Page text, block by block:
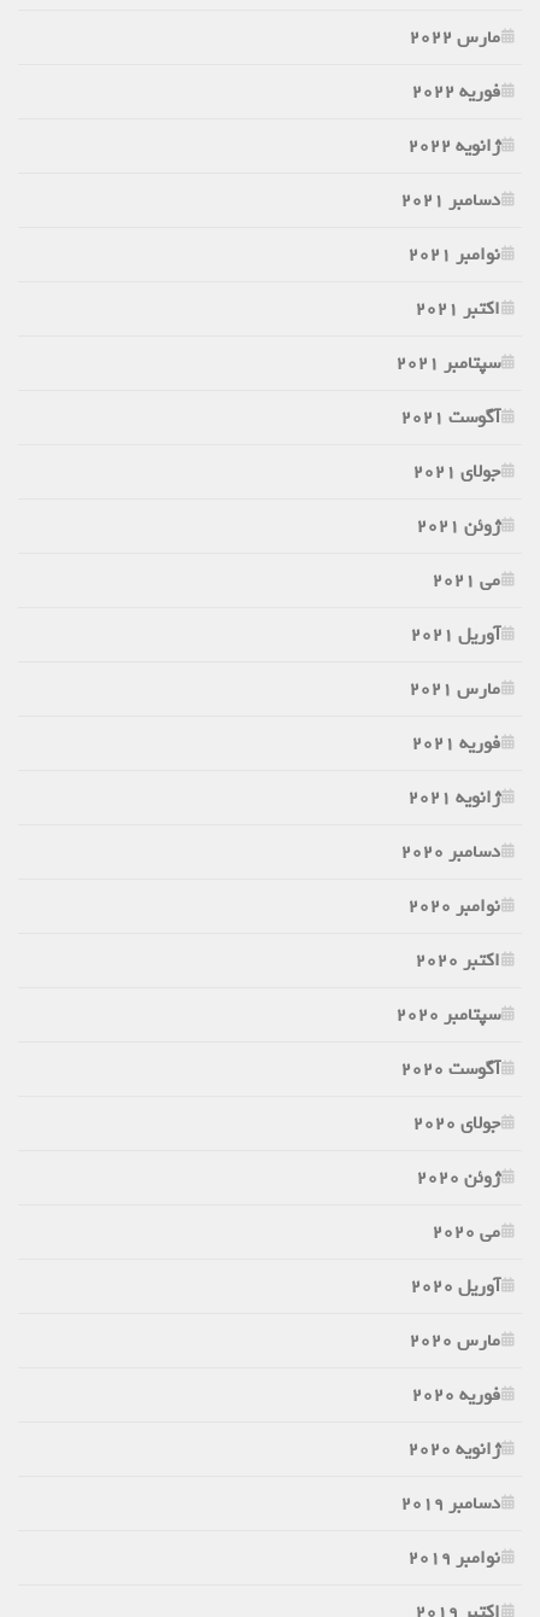
مارس 2022
فوریه 2022
ژانویه 2022
دسامبر 2021
نوامبر 2021
اکتبر 2021
سپتامبر 2021
آگوست 2021
جولای 2021
ژوئن 2021
می 2021
آوریل 2021
مارس 2021
فوریه 2021
ژانویه 2021
دسامبر 2020
نوامبر 2020
اکتبر 2020
سپتامبر 2020
آگوست 2020
جولای 2020
ژوئن 2020
می 2020
آوریل 2020
مارس 2020
فوریه 2020
ژانویه 2020
دسامبر 2019
نوامبر 2019